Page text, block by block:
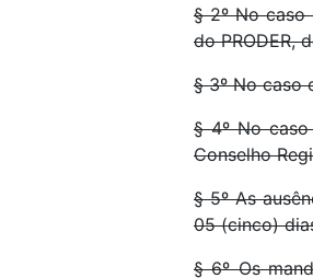
§ 2º No caso
do PRODER,
§ 3º No caso
§ 4º No
Conselho
§ 5º As
05 (cinco)
§ 6º Os